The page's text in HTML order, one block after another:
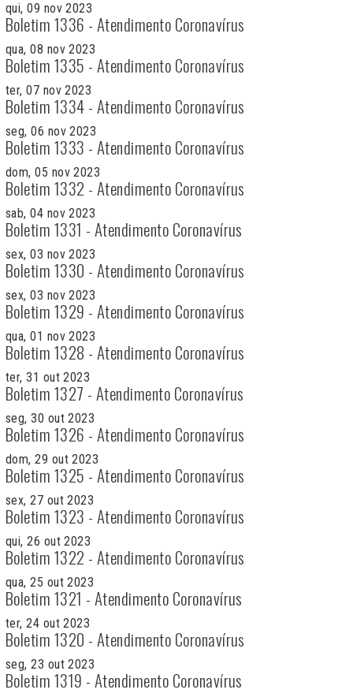
qui, 09 nov 2023
Boletim 1336 - Atendimento Coronavírus
qua, 08 nov 2023
Boletim 1335 - Atendimento Coronavírus
ter, 07 nov 2023
Boletim 1334 - Atendimento Coronavírus
seg, 06 nov 2023
Boletim 1333 - Atendimento Coronavírus
dom, 05 nov 2023
Boletim 1332 - Atendimento Coronavírus
sab, 04 nov 2023
Boletim 1331 - Atendimento Coronavírus
sex, 03 nov 2023
Boletim 1330 - Atendimento Coronavírus
sex, 03 nov 2023
Boletim 1329 - Atendimento Coronavírus
qua, 01 nov 2023
Boletim 1328 - Atendimento Coronavírus
ter, 31 out 2023
Boletim 1327 - Atendimento Coronavírus
seg, 30 out 2023
Boletim 1326 - Atendimento Coronavírus
dom, 29 out 2023
Boletim 1325 - Atendimento Coronavírus
sex, 27 out 2023
Boletim 1323 - Atendimento Coronavírus
qui, 26 out 2023
Boletim 1322 - Atendimento Coronavírus
qua, 25 out 2023
Boletim 1321 - Atendimento Coronavírus
ter, 24 out 2023
Boletim 1320 - Atendimento Coronavírus
seg, 23 out 2023
Boletim 1319 - Atendimento Coronavírus